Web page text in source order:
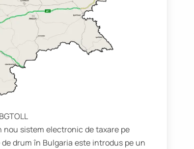
sistem electronic de taxare pe
drum în Bulgaria este introdus pe un